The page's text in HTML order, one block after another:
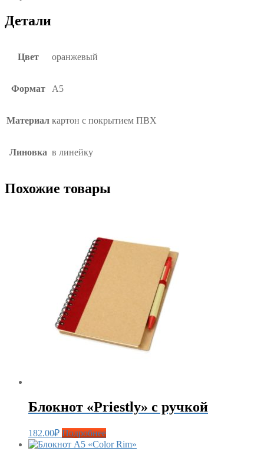
Детали
Цвет оранжевый
Формат А5
Материал картон с покрытием ПВХ
Линовка в линейку
Похожие товары
Блокнот «Priestly» с ручкой
182.00₽ Подробнее